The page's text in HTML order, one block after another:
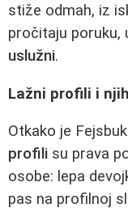
stiže odmah, iz
pročitaju poruku,
uslužni.
Lažni profili i
Otkako je
profili su prava
osobe: lepa
pas na profilnoj